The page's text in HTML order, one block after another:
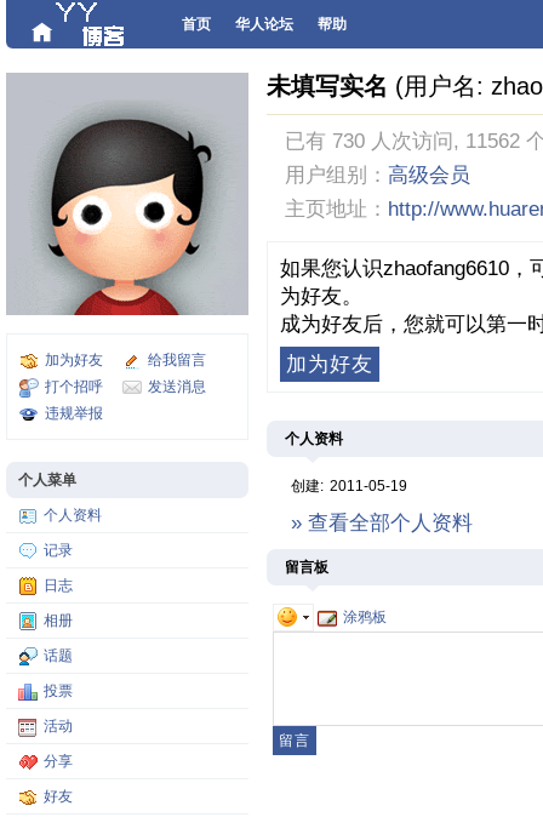
首页 华人论坛 帮助
加为好友
给我留言
打个招呼
发送消息
违规举报
个人菜单
个人资料
记录
日志
相册
话题
投票
活动
分享
好友
未填写实名 (用户名:
已有 730 人次访问, 11562
用户组别： 高级会员
主页地址： http://
如果您认识zhaofang6610，
为好友。
成为好友后，您就可以第一
加为好友
个人资料
创建: 2011-05-19
» 查看全部个人资料
留言板
涂鸦板